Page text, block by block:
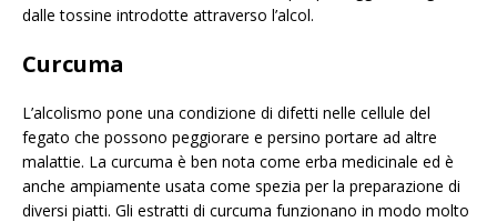
dalle tossine introdotte attraverso l’alcol.
Curcuma
L’alcolismo pone una condizione di difetti nelle cellule del
fegato che possono peggiorare e persino portare ad altre
malattie. La curcuma è ben nota come erba medicinale ed è
anche ampiamente usata come spezia per la preparazione di
diversi piatti. Gli estratti di curcuma funzionano in modo molto